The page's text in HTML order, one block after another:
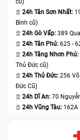
24h Tân Sơn Nhất:
Bình cũ)
24h Gò Vấp: 389
24h Tân Phú: 625 -
24h Tăng Nhơn Phú:
Thủ Đức cũ)
24h Thủ Đức: 256
Đức Cũ)
24h Dĩ An: 70
24h Vũng Tàu: 162A